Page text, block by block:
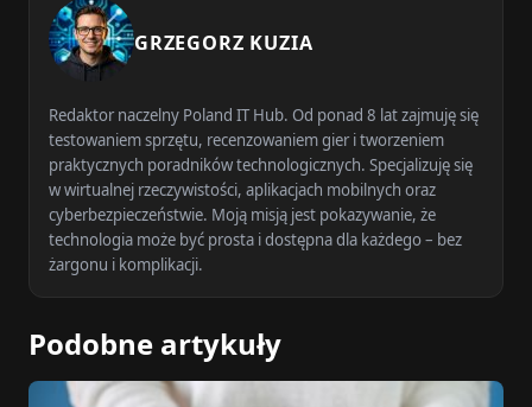
GRZEGORZ KUZIA
Redaktor naczelny Poland IT Hub. Od ponad 8 lat zajmuję się
testowaniem sprzętu, recenzowaniem gier i tworzeniem
praktycznych poradników technologicznych. Specjalizuję się
w wirtualnej rzeczywistości, aplikacjach mobilnych oraz
cyberbezpieczeństwie. Moją misją jest pokazywanie, że
technologia może być prosta i dostępna dla każdego – bez
żargonu i komplikacji.
Podobne artykuły